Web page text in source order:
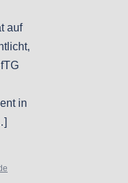
auf
in